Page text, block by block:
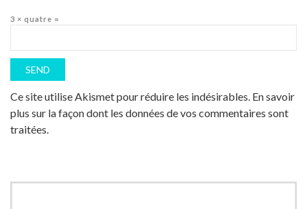
3 × quatre =
Ce site utilise Akismet pour réduire les indésirables. En savoir
plus sur la façon dont les données de vos commentaires sont
traitées.